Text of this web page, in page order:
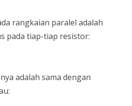
rangkaian paralel adalah
pada tiap-tiap resistor:
adalah sama dengan